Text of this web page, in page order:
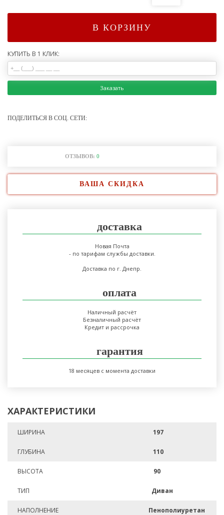
В КОРЗИНУ
КУПИТЬ В 1 КЛИК:
Заказать
ПОДЕЛИТЬСЯ В СОЦ. СЕТИ:
ОТЗЫВОВ: 0
ВАША СКИДКА
доставка
Новая Почта
- по тарифам службы доставки.
Доставка по г. Днепр.
оплата
Наличный расчёт
Безналичный расчёт
Кредит и рассрочка
гарантия
18 месяцев с момента доставки
ХАРАКТЕРИСТИКИ
ШИРИНА 197
ГЛУБИНА 110
ВЫСОТА 90
ТИП Диван
НАПОЛНЕНИЕ Пенополиуретан